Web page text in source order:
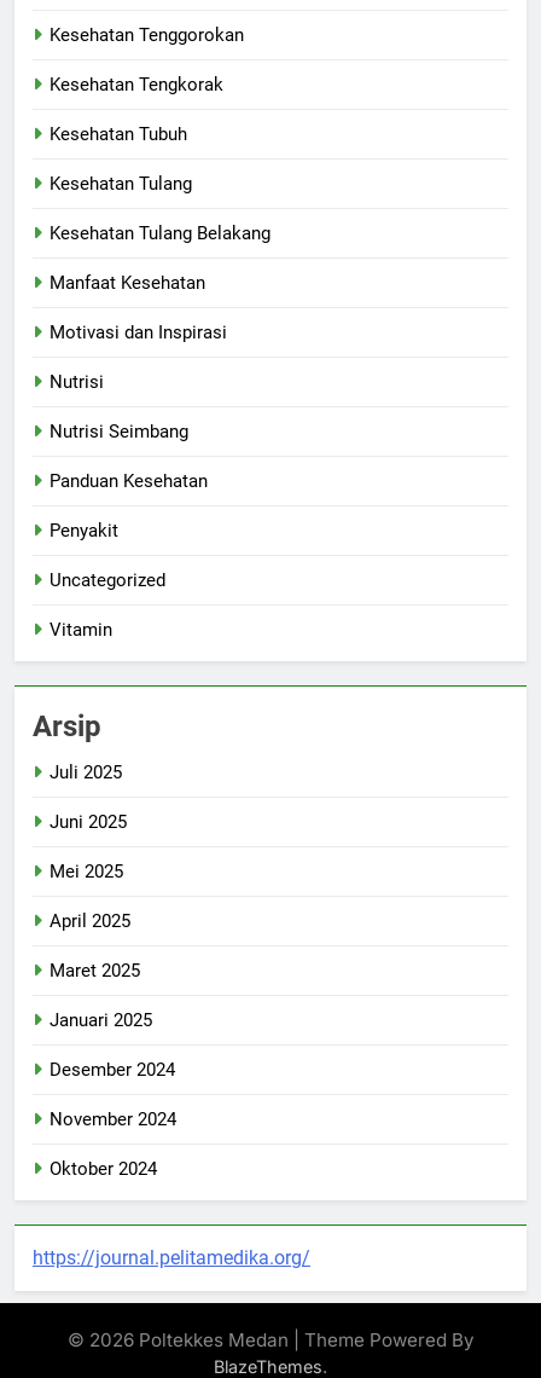
Kesehatan Tenggorokan
Kesehatan Tengkorak
Kesehatan Tubuh
Kesehatan Tulang
Kesehatan Tulang Belakang
Manfaat Kesehatan
Motivasi dan Inspirasi
Nutrisi
Nutrisi Seimbang
Panduan Kesehatan
Penyakit
Uncategorized
Vitamin
Arsip
Juli 2025
Juni 2025
Mei 2025
April 2025
Maret 2025
Januari 2025
Desember 2024
November 2024
Oktober 2024
https://journal.pelitamedika.org/
© 2026 Poltekkes Medan | Theme Powered By
BlazeThemes.